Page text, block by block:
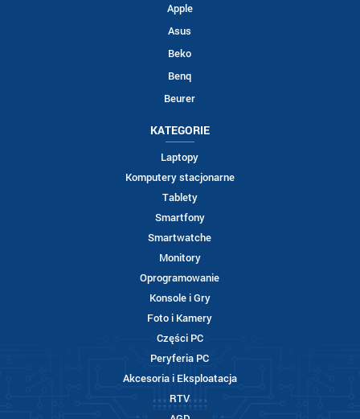
Apple
Asus
Beko
Benq
Beurer
KATEGORIE
Laptopy
Komputery stacjonarne
Tablety
Smartfony
Smartwatche
Monitory
Oprogramowanie
Konsole i Gry
Foto i Kamery
Części PC
Peryferia PC
Akcesoria i Eksploatacja
RTV